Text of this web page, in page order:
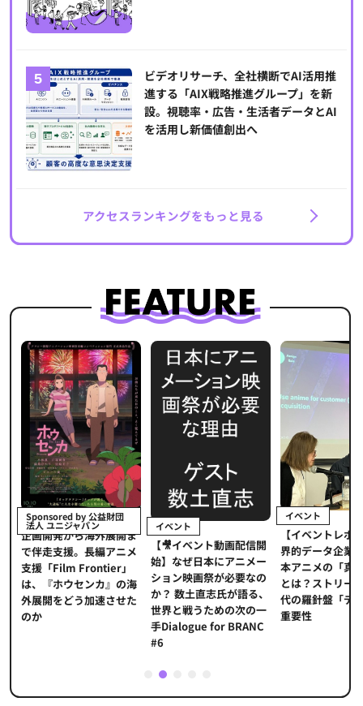
ビデオリサーチ、全社横断でAI活用推
進する「AIX戦略推進グループ」を新
設。視聴率・広告・生活者データとAI
を活用し新価値創出へ
アクセスランキングをもっと見る
Sponsored by 公益財団
法人 ユニジャパン
企画開発から海外展開ま
で伴走支援。長編アニメ
支援「Film Frontier」
は、『ホウセンカ』の海
外展開をどう加速させた
のか
イベント
【🎥イベント動画配信開
始】なぜ日本にアニメー
ション映画祭が必要なの
か？ 数土直志氏が語る、
世界と戦うための次の一
手Dialogue for BRANC
#6
イベント
【イベントレポ
界的データ企業
本アニメの「真
とは？ストリー
代の羅針盤「デ
重要性
2